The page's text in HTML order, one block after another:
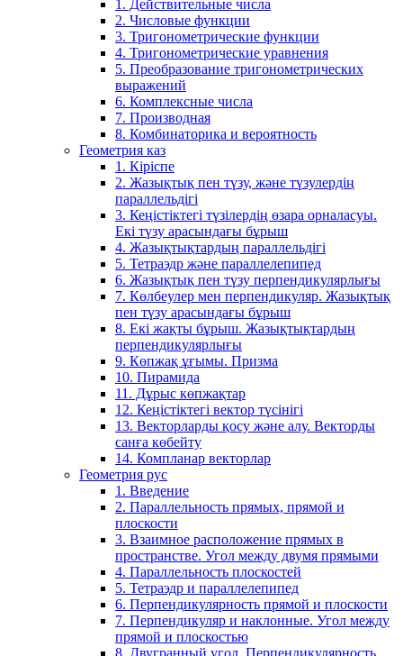
1. Действительные числа
2. Числовые функции
3. Тригонометрические функции
4. Тригонометрические уравнения
5. Преобразование тригонометрических
выражений
6. Комплексные числа
7. Производная
8. Комбинаторика и вероятность
Геометрия каз
1. Кіріспе
2. Жазықтық пен түзу, және түзулердің
параллельдігі
3. Кеңістіктегі түзілердің өзара орналасуы.
Екі түзу арасындағы бұрыш
4. Жазықтықтардың параллельдігі
5. Тетраэдр және параллелепипед
6. Жазықтық пен түзу перпендикулярлығы
7. Көлбеулер мен перпендикуляр. Жазықтық
пен түзу арасындағы бұрыш
8. Екі жақты бұрыш. Жазықтықтардың
перпендикулярлығы
9. Көпжақ ұғымы. Призма
10. Пирамида
11. Дұрыс көпжақтар
12. Кеңістіктегі вектор түсінігі
13. Векторларды қосу және алу. Векторды
санға көбейту
14. Компланар векторлар
Геометрия рус
1. Введение
2. Параллельность прямых, прямой и
плоскости
3. Взаимное расположение прямых в
пространстве. Угол между двумя прямыми
4. Параллельность плоскостей
5. Тетраэдр и параллелепипед
6. Перпендикулярность прямой и плоскости
7. Перпендикуляр и наклонные. Угол между
прямой и плоскостью
8. Двугранный угол. Перпендикулярность